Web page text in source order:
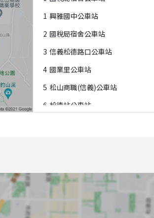
1 興雅國中公車站
2 國稅局宿舍公車站
3 信義松德路口公車站
4 國業里公車站
5 松山商職(信義)公車站
6 松德站公車站
土地銀行公車站
松山商職(福德)公車站
松山商職(福德)公車站